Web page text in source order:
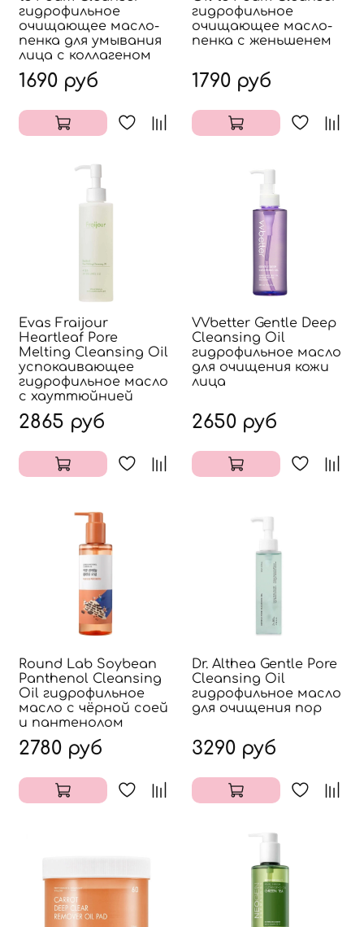
гидрофильное
очищающее масло-
пенка для умывания
лица с коллагеном
1690 руб
гидрофильное
очищающее масло-
пенка с женьшенем
1790 руб
Evas Fraijour
Heartleaf Pore
Melting Cleansing Oil
успокаивающее
гидрофильное масло
с хауттюйнией
2865 руб
VVbetter Gentle Deep
Cleansing Oil
гидрофильное масло
для очищения кожи
лица
2650 руб
Round Lab Soybean
Panthenol Cleansing
Oil гидрофильное
масло с чёрной соей
и пантенолом
2780 руб
Dr. Althea Gentle Pore
Cleansing Oil
гидрофильное масло
для очищения пор
3290 руб